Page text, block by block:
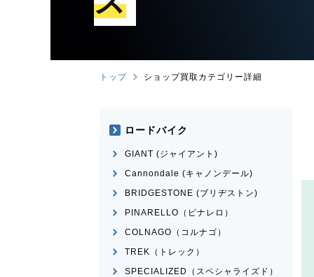
トップ ショップ買取カテゴリー詳細
ロードバイク
GIANT (ジャイアント)
Cannondale (キャノンデール)
BRIDGESTONE (ブリヂストン)
PINARELLO（ピナレロ）
COLNAGO（コルナゴ）
TREK（トレック）
SPECIALIZED（スペシャライズド）